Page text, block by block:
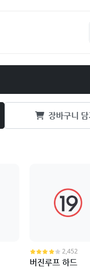
장바구니
2,452
버진루프 하드